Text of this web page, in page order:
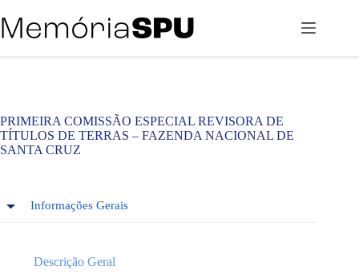
para
o
PRIMEIRA COMISSÃO ESPECIAL REVISORA DE
TÍTULOS DE TERRAS – FAZENDA NACIONAL DE
SANTA CRUZ
Informações Gerais
Descrição Geral